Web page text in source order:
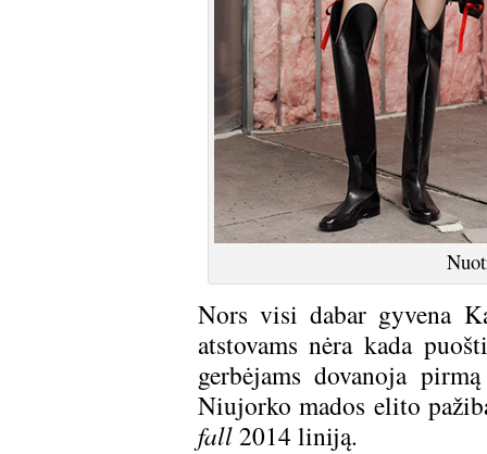
Nors visi dabar gyvena
atstovams nėra kada
gerbėjams dovanoja
Niujorko mados elito
fall2014 liniją.